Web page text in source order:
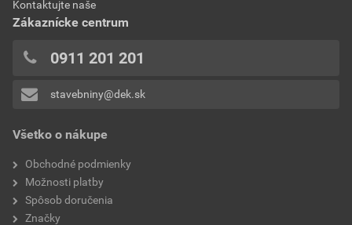
Pridávať hodnotenie môže iba prihlásený užívateľ.
Všetko o nákupe
Obchodné podmienky
Možnosti platby
Spôsob doručenia
Značky
Kontaktujte naše
Zákaznícke centrum
0911 201 201
stavebniny@dek.sk